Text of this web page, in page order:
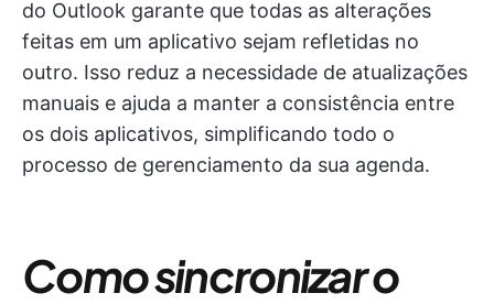
do Outlook garante que todas as alterações
feitas em um aplicativo sejam refletidas no
outro. Isso reduz a necessidade de atualizações
manuais e ajuda a manter a consistência entre
os dois aplicativos, simplificando todo o
processo de gerenciamento da sua agenda.
Como sincronizar o